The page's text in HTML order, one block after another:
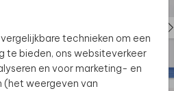
technieken om een
te bieden, ons websiteverkeer
en voor marketing- en
(het weergeven van